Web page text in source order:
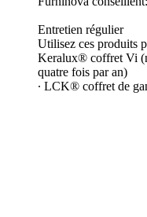
Entretien régulier
Utilisez ces produits
Keralux® coffret Vi
quatre fois par an​)
∙ LCK® coffret de